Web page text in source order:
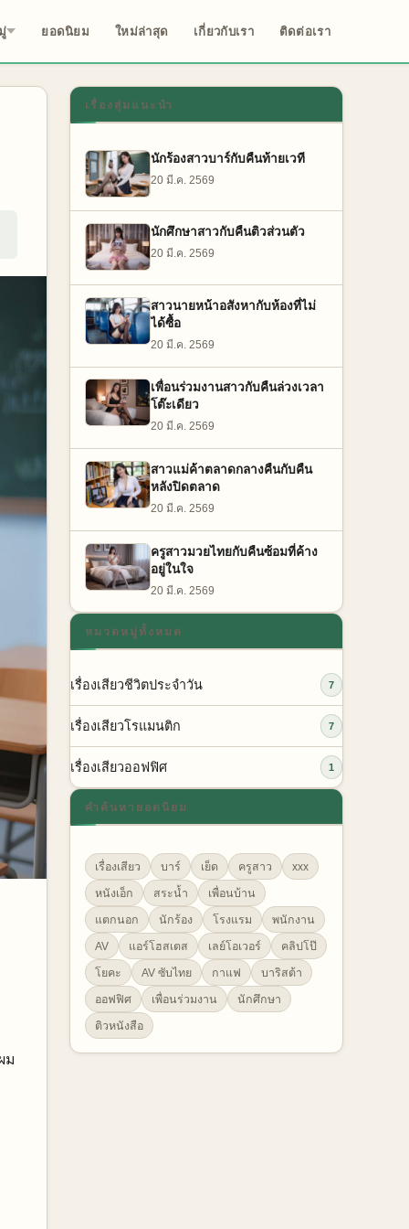
ยอดนิยม ใหม่ล่าสุด เกี่ยวกับเรา ติดต่อเรา
ม
เรื่องสุ่มแนะนำ
นักร้องสาวบาร์กับคืนท้ายเวที
20 มี.ค. 2569
นักศึกษาสาวกับคืนติวส่วนตัว
20 มี.ค. 2569
สาวนายหน้าอสังหากับห้องที่ไม่
ได้ซื้อ
20 มี.ค. 2569
เพื่อนร่วมงานสาวกับคืนล่วงเวลา
โต๊ะเดียว
20 มี.ค. 2569
สาวแม่ค้าตลาดกลางคืนกับคืน
หลังปิดตลาด
20 มี.ค. 2569
ครูสาวมวยไทยกับคืนซ้อมที่ค้าง
อยู่ในใจ
20 มี.ค. 2569
หมวดหมู่ทั้งหมด
เรื่องเสียวชีวิตประจำวัน 7
เรื่องเสียวโรแมนติก 7
เรื่องเสียวออฟฟิศ 1
คำค้นหายอดนิยม
เรื่องเสียว บาร์ เย็ด ครูสาว xxx
หนังเอ็ก สระน้ำ เพื่อนบ้าน
แตกนอก นักร้อง โรงแรม พนักงาน
AV แอร์โฮสเตส เลย์โอเวอร์ คลิปโป๊
โยคะ AV ซับไทย กาแฟ บาริสต้า
ออฟฟิศ เพื่อนร่วมงาน นักศึกษา
ติวหนังสือ